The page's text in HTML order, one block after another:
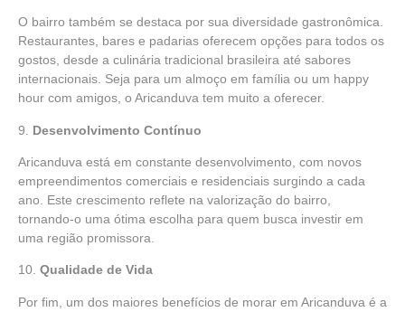
O bairro também se destaca por sua diversidade gastronômica.
Restaurantes, bares e padarias oferecem opções para todos os
gostos, desde a culinária tradicional brasileira até sabores
internacionais. Seja para um almoço em família ou um happy
hour com amigos, o Aricanduva tem muito a oferecer.
9. Desenvolvimento Contínuo
Aricanduva está em constante desenvolvimento, com novos
empreendimentos comerciais e residenciais surgindo a cada
ano. Este crescimento reflete na valorização do bairro,
tornando-o uma ótima escolha para quem busca investir em
uma região promissora.
10. Qualidade de Vida
Por fim, um dos maiores benefícios de morar em Aricanduva é a